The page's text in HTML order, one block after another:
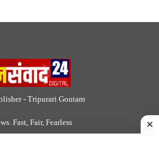
- Tripurari Goutam
Fast, Fair, Fearless